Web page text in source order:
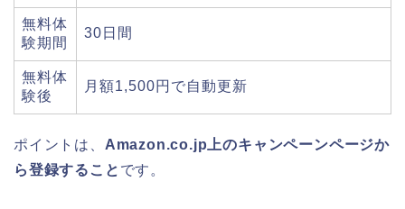
無料体
験期間
30日間
無料体
験後
月額1,500円で自動更新
ポイントは、 Amazon.co.jp上のキャンペーンページか
ら登録すること です。